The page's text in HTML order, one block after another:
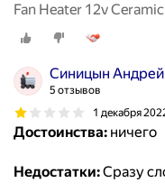
Fan Heater 12v Ceramic
Синицын Андрей
5 отзывов
1 декабря
Достоинства: ничего
Недостатки:Сразу